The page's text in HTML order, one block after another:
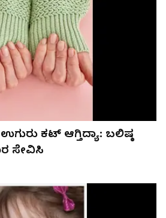
ಕಟ್ ಆಗ್ತಿದ್ಯಾ: ಬಲಿಷ್ಠ
ಸೇವಿಸಿ